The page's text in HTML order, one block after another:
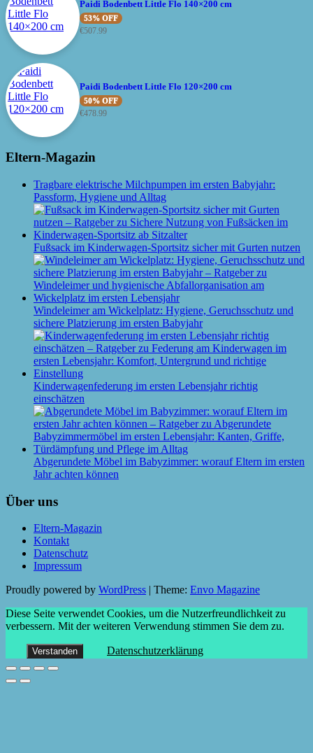
Paidi Bodenbett Little Flo 140×200 cm
53% OFF
€507.99
Paidi Bodenbett Little Flo 120×200 cm
50% OFF
€478.99
Eltern-Magazin
Tragbare elektrische Milchpumpen im ersten Babyjahr:
Passform, Hygiene und Alltag
Fußsack im Kinderwagen-Sportsitz sicher mit Gurten nutzen
Windeleimer am Wickelplatz: Hygiene, Geruchsschutz und
sichere Platzierung im ersten Babyjahr
Kinderwagenfederung im ersten Lebensjahr richtig
einschätzen
Abgerundete Möbel im Babyzimmer: worauf Eltern im ersten
Jahr achten können
Über uns
Eltern-Magazin
Kontakt
Datenschutz
Impressum
Proudly powered by WordPress Theme: Envo Magazine
Diese Seite verwendet Cookies, um die Nutzerfreundlichkeit zu
verbessern. Mit der weiteren Verwendung stimmen Sie dem zu.
Verstanden Datenschutzerklärung